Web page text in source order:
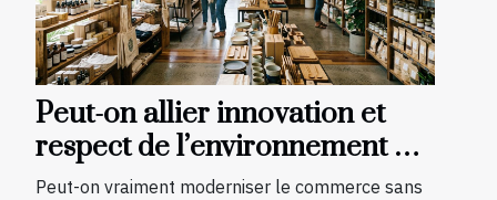
Peut-on allier innovation et
respect de l’environnement en
boutique ?
Peut-on vraiment moderniser le commerce sans